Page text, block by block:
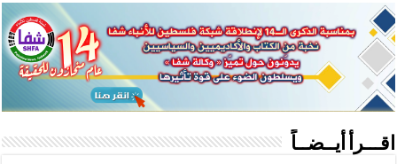
اقـــرأ أيــضــاً